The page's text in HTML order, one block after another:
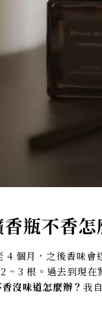
瓶不香怎
4 個月，之後香味會
~ 3 根。過去到現
沒味道怎麼辦？ 我